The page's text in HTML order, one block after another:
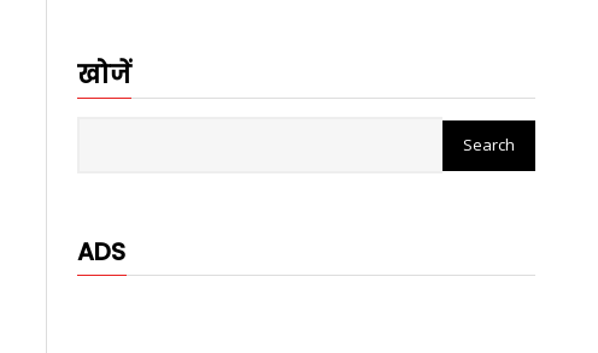
खोजें
ADS